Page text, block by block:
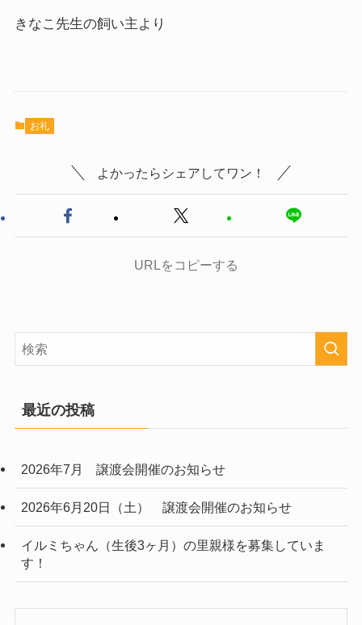
きなこ先生の飼い主より
お礼
よかったらシェアしてワン！
URLをコピーする
最近の投稿
2026年7月 譲渡会開催のお知らせ
2026年6月20日（土） 譲渡会開催のお知らせ
イルミちゃん（生後3ヶ月）の里親様を募集していま
す！